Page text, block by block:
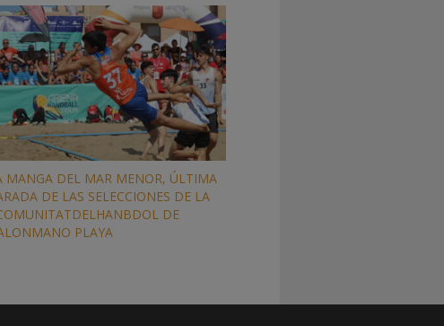
MANGA DEL MAR MENOR, ÚLTIMA
DE LAS SELECCIONES DE LA
DE
PLAYA